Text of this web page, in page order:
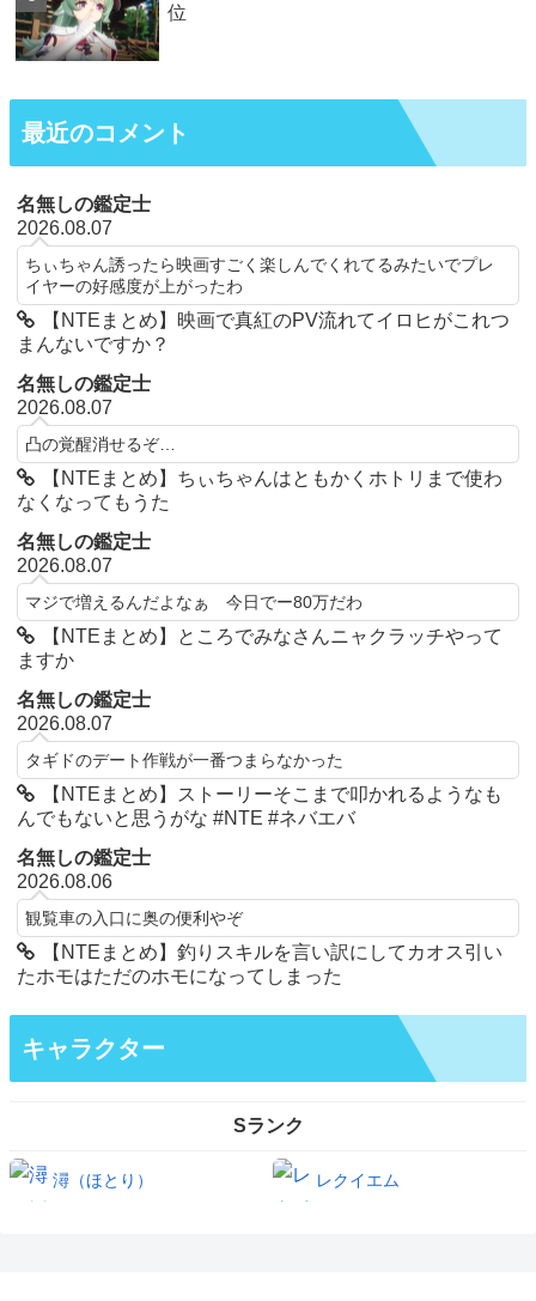
位
最近のコメント
名無しの鑑定士
2026.08.07
ちぃちゃん誘ったら映画すごく楽しんでくれてるみたいでプレ
イヤーの好感度が上がったわ
【NTEまとめ】映画で真紅のPV流れてイロヒがこれつ
まんないですか？
名無しの鑑定士
2026.08.07
凸の覚醒消せるぞ…
【NTEまとめ】ちぃちゃんはともかくホトリまで使わ
なくなってもうた
名無しの鑑定士
2026.08.07
マジで増えるんだよなぁ 今日でー80万だわ
【NTEまとめ】ところでみなさんニャクラッチやって
ますか
名無しの鑑定士
2026.08.07
タギドのデート作戦が一番つまらなかった
【NTEまとめ】ストーリーそこまで叩かれるようなも
んでもないと思うがな #NTE #ネバエバ
名無しの鑑定士
2026.08.06
観覧車の入口に奥の便利やぞ
【NTEまとめ】釣りスキルを言い訳にしてカオス引い
たホモはただのホモになってしまった
キャラクター
Sランク
潯（ほとり） レクイエム